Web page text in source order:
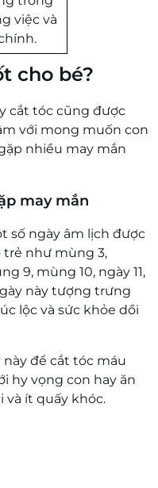
việc và
cho bé?
cắt tóc cũng được
với mong muốn con
nhiều may mắn
may mắn
số ngày âm lịch được
trẻ như mùng 3,
9, mùng 10, ngày 11,
này tượng trưng
lộc và sức khỏe dồi
để cắt tóc máu
hy vọng con hay ăn
và ít quấy khóc.